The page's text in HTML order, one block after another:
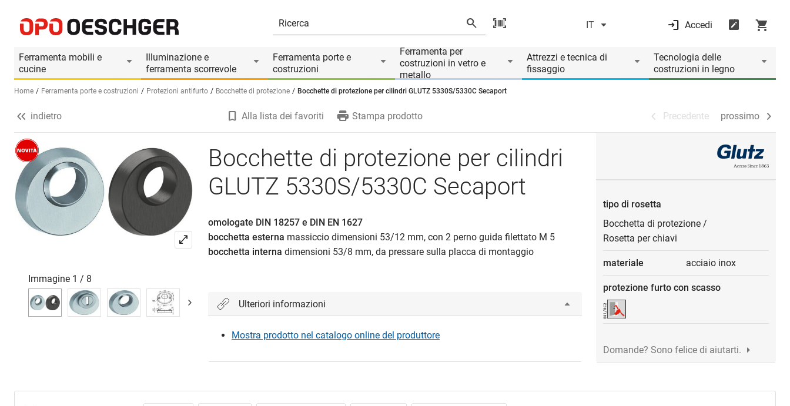
IT Accedi
Ferramenta mobili e
cucine
Illuminazione e
ferramenta scorrevole
Ferramenta porte e
costruzioni
Ferramenta per
costruzioni in vetro e
metallo
Attrezzi e tecnica di
fissaggio
Tecnologia delle
costruzioni in legno
Seleziona una lingua (IT)
Home Ferramenta porte e costruzioni Protezioni antifurto Bocchette di protezione Bocchette di protezione per cilindri GLUTZ 5330S/5330C Secaport
Informazioni prodotto
Accessori adatti Il prodotto è accessorio di Precedente prossimo
indietro Alla lista dei favoriti Stampa prodotto Precedente prossimo
Immagine 1 / 8
Bocchette di protezione per cilindri
GLUTZ 5330S/5330C Secaport
omologate DIN 18257 e DIN EN 1627
bocchetta esterna massiccio dimensioni 53/12 mm, con 2 perno guida filettato M 5
bocchetta interna dimensioni 53/8 mm, da pressare sulla placca di montaggio
Ulteriori informazioni
Mostra prodotto nel catalogo online del produttore
tipo di rosetta
Bocchetta di protezione /
Rosetta per chiavi
materiale acciaio inox
protezione furto con scasso
Domande? Sono felice di aiutarti.